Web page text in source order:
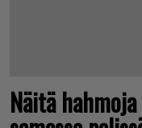
Näitä